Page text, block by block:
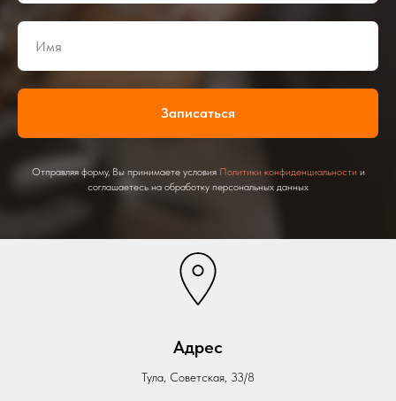
Записаться
Отправляя форму, Вы принимаете условия Политики конфиденциальности и
соглашаетесь на обработку персональных данных
Адрес
Тула, Советская, 33/8